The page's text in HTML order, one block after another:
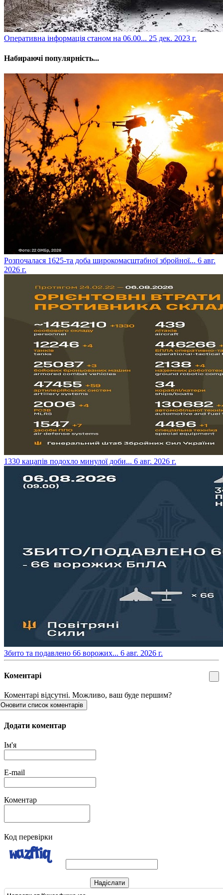
​Оперативна інформація станом на 06.00... 25 дек. 2023 г.
Набираючі популярність...
​Розпочалася 1625-та доба широкомасштабної збройної... 6 авг.
2026 г.
​1330 кацапів подохло минулої доби... 6 авг. 2026 г.
​Збито та подавлено 66 ворожих... 6 авг. 2026 г.
Коментарі
Коментарі відсутні. Можливо, ваш буде першим?
Оновити список коментарів
Додати коментар
Ім'я
E-mail
Коментар
Код перевірки
Надіслати